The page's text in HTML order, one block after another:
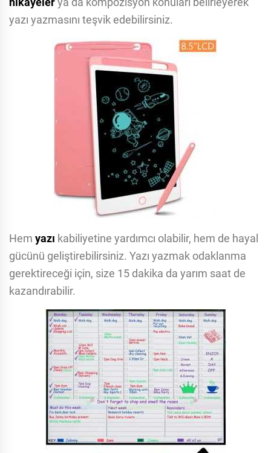
yazı yazmasını teşvik edebilirsiniz.
Hem yazı kabiliyetine yardımcı olabilir, hem de hayal
gücünü geliştirebilirsiniz. Yazı yazmak odaklanma
gerektireceği için, size 15 dakika da yarım saat de
kazandırabilir.